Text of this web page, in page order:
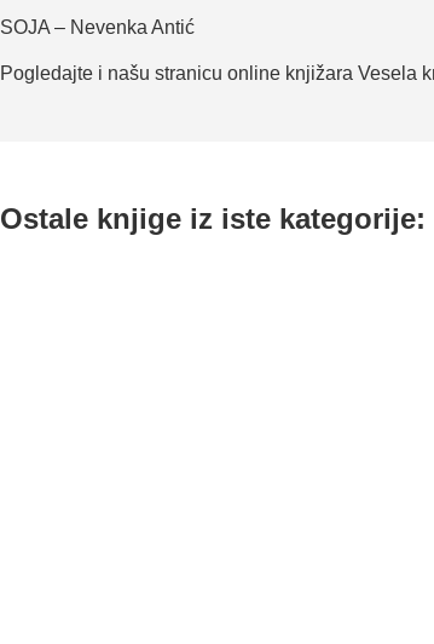
SOJA – Nevenka Antić
Pogledajte i našu stranicu online knjižara Vesela
Ostale knjige iz iste kategorije: